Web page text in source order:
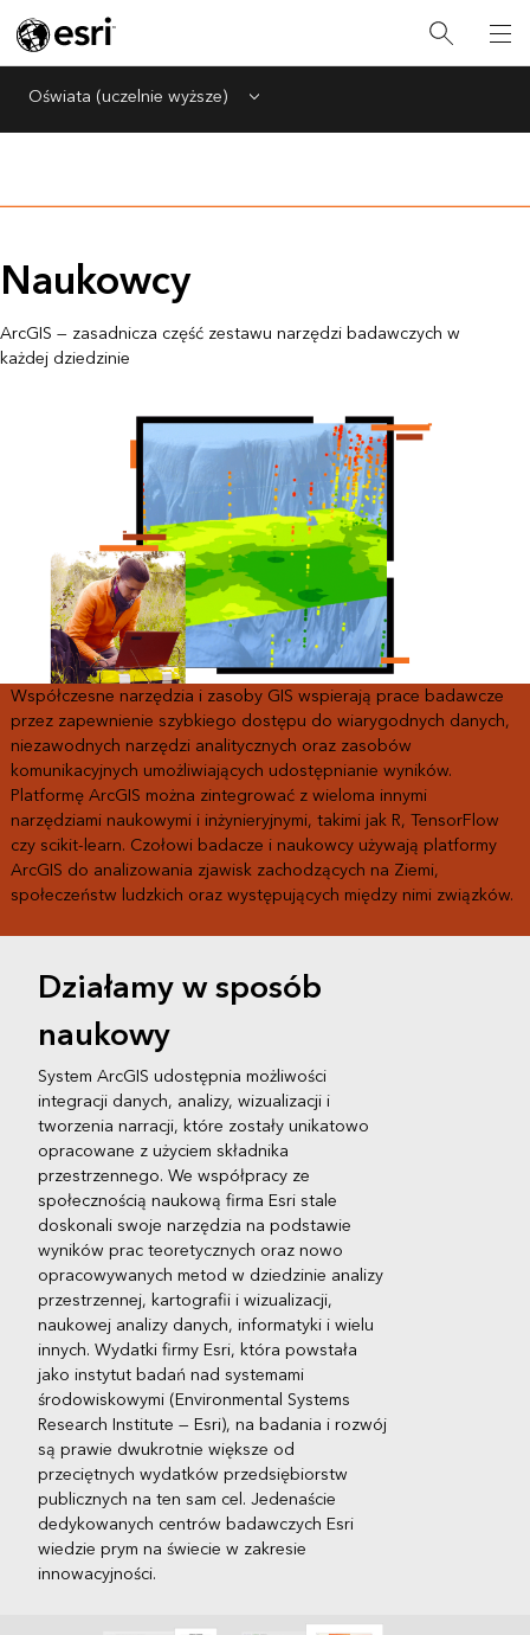
Oświata (uczelnie wyższe) Menu
Naukowcy
ArcGIS — zasadnicza część zestawu narzędzi badawczych w
każdej dziedzinie
Współczesne narzędzia i zasoby GIS wspierają prace badawcze
przez zapewnienie szybkiego dostępu do wiarygodnych danych,
niezawodnych narzędzi analitycznych oraz zasobów
komunikacyjnych umożliwiających udostępnianie wyników.
Platformę ArcGIS można zintegrować z wieloma innymi
narzędziami naukowymi i inżynieryjnymi, takimi jak R, TensorFlow
czy scikit-learn. Czołowi badacze i naukowcy używają platformy
ArcGIS do analizowania zjawisk zachodzących na Ziemi,
społeczeństw ludzkich oraz występujących między nimi związków.
Działamy w sposób
naukowy
System ArcGIS udostępnia możliwości
integracji danych, analizy, wizualizacji i
tworzenia narracji, które zostały unikatowo
opracowane z użyciem składnika
przestrzennego. We współpracy ze
społecznością naukową firma Esri stale
doskonali swoje narzędzia na podstawie
wyników prac teoretycznych oraz nowo
opracowywanych metod w dziedzinie analizy
przestrzennej, kartografii i wizualizacji,
naukowej analizy danych, informatyki i wielu
innych. Wydatki firmy Esri, która powstała
jako instytut badań nad systemami
środowiskowymi (Environmental Systems
Research Institute — Esri), na badania i rozwój
są prawie dwukrotnie większe od
przeciętnych wydatków przedsiębiorstw
publicznych na ten sam cel. Jedenaście
dedykowanych centrów badawczych Esri
wiedzie prym na świecie w zakresie
innowacyjności.